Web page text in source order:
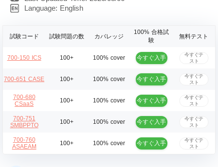
Language: English
試験コード 試験問題の数 カバレッジ
100% 合格試
験
無料テスト
700-150 ICS 100+ 100% cover 今すぐ入手 今すぐテ
スト
700-651 CASE 100+ 100% cover 今すぐ入手 今すぐテ
スト
700-680
CSaaS
100+ 100% cover 今すぐ入手 今すぐテ
スト
700-751
SMBPPTO
100+ 100% cover 今すぐ入手
今すぐテ
スト
700-760
ASAEAM
100+ 100% cover 今すぐ入手
今すぐテ
スト